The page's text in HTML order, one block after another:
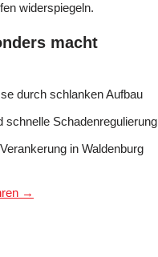
widerspiegeln.
macht
durch schlanken Aufbau
schnelle Schadenregulierung
in Waldenburg
→